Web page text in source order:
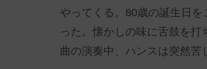
やってくる。80歳の誕生日
った。懐かしの味に舌鼓を
曲の演奏中、ハンスは突然苦